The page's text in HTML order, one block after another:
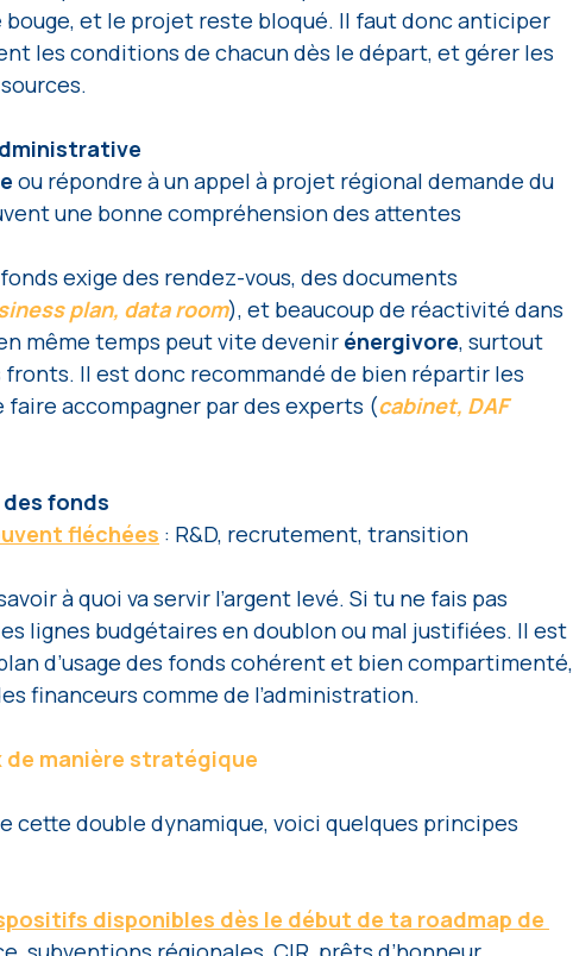
bouge, et le projet reste bloqué. Il faut donc anticiper
les conditions de chacun dès le départ, et gérer les
ou répondre à un appel à projet régional demande du
une bonne compréhension des attentes
exige des rendez-vous, des documents
plan, data room), et beaucoup de réactivité dans
même temps peut vite devenir énergivore, surtout
fronts. Il est donc recommandé de bien répartir les
faire accompagner par des experts (cabinet, DAF
des fonds
fléchées : R&D, recrutement, transition
à quoi va servir l’argent levé. Si tu ne fais pas
lignes budgétaires en doublon ou mal justifiées. Il est
d’usage des fonds cohérent et bien compartimenté,
financeurs comme de l’administration.
manière stratégique
cette double dynamique, voici quelques principes
disponibles dès le début de ta roadmap de